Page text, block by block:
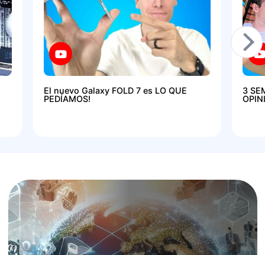
El nuevo Galaxy FOLD 7 es LO QUE
PEDÍAMOS!
3